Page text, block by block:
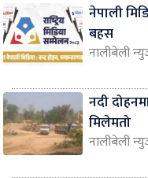
नेपाली
बहस
नालीबेली
नदी
मिलेमतो
नालीबेली